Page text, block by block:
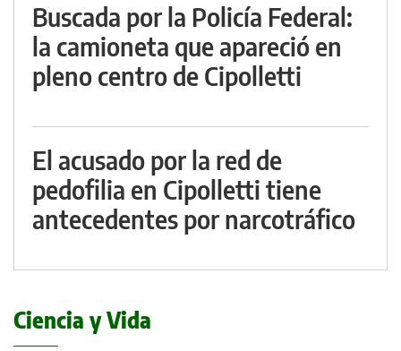
Buscada por la Policía Federal:
la camioneta que apareció en
pleno centro de Cipolletti
El acusado por la red de
pedofilia en Cipolletti tiene
antecedentes por narcotráfico
Ciencia y Vida